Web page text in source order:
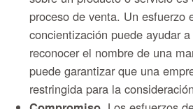
proceso de venta. Un esfuerzo
concientización puede ayudar
reconocer el nombre de una
puede garantizar que una
restringida para la